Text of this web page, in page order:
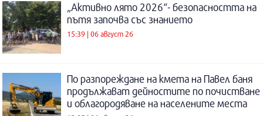
„Активно лято 2026“- безопасността на
пътя започва със знанието
15:39 | 06 август 26
По разпореждане на кмета на Павел баня
продължават дейностите по почистване
и облагородяване на населените места